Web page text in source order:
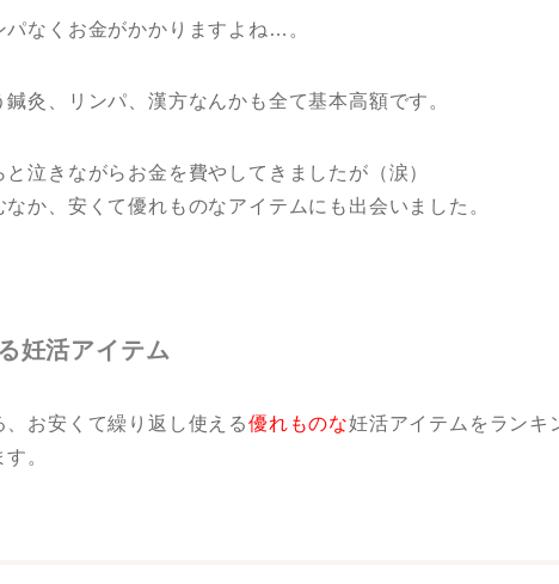
パなくお金がかかりますよね…。
灸、リンパ、漢方なんかも全て基本高額です。
泣きながらお金を費やしてきましたが（涙）
か、安くて優れものなアイテムにも出会いました。
妊活アイテム
お安くて繰り返し使える優れものな妊活アイテムをランキ
。